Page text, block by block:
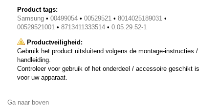
Product tags:
Samsung • 00499054 • 00529521 • 8014025189031 •
00529521001 • 8713411333514 • 0.05.29.52-1
Productveiligheid:
Gebruik het product uitsluitend volgens de montage-instructies /
handleiding.
Controleer voor gebruik of het onderdeel / accessoire geschikt is
voor uw apparaat.
Ga naar boven